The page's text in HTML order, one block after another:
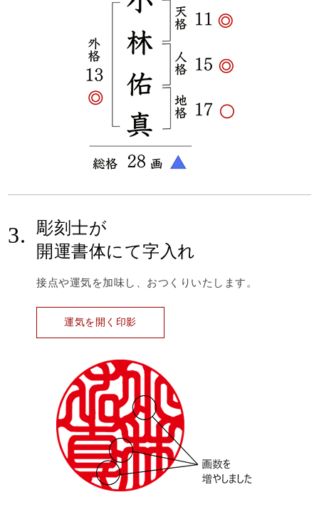
3.
彫刻士が
開運書体にて字入れ
接点や運気を加味し、おつくりいたします。
運気を開く印影